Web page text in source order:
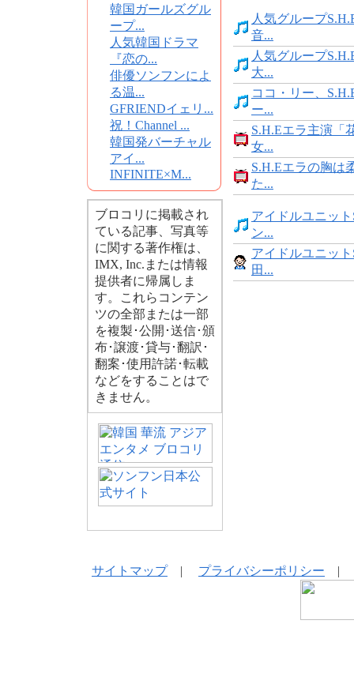
韓国ガールズグル
ープ...
人気韓国ドラマ
『恋の...
俳優ソンフンによ
る温...
GFRIENDイェリ...
祝！Channel ...
韓国発バーチャル
アイ...
INFINITE×M...
ブロコリに掲載され
ている記事、写真等
に関する著作権は、
IMX, Inc.または情報
提供者に帰属しま
す。これらコンテン
ツの全部または一部
を複製･公開･送信･頒
布･譲渡･貸与･翻訳･
翻案･使用許諾･転載
などをすることはで
きません。
人気グループ
音...
人気グループ
大...
ココ・リー、
ー...
S.H.Eエラ主演「
女...
S.H.Eエラの胸は
た...
アイドルユニッ
ン...
アイドルユニッ
田...
サイトマップ| プライバシーポリシー